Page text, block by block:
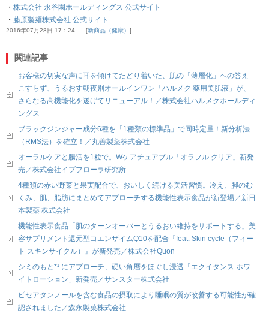
・ 株式会社 永谷園ホールディングス 公式サイト
・ 藤原製麺株式会社 公式サイト
2016年07月28日 17：24 新商品（健康）
関連記事
お客様の切実な声に耳を傾けてたどり着いた、肌の「薄層化」への答え
こすらず、うるおす朝夜別オールインワン「ハルメク 薬用美肌液」が、
さらなる高機能化を遂げてリニューアル！／株式会社ハルメクホールディ
ングス
ブラックジンジャー成分6種を「1種類の標準品」で同時定量！新分析法
（RMS法）を確立！／丸善製薬株式会社
オーラルケアと腸活を1粒で。Wケアチュアブル「オラフル クリア」新発
売／株式会社イブフローラ研究所
4種類の赤い野菜と果実配合で、おいしく続ける美活習慣。冷え、脚のむ
くみ、肌、脂肪にまとめてアプローチする機能性表示食品が新登場／新日
本製薬 株式会社
機能性表示食品「肌のターンオーバーとうるおい維持をサポートする」美
容サプリメント還元型コエンザイムQ10を配合『feat. Skin cycle（フィー
ト スキンサイクル）』が新発売／株式会社Quon
シミのもと*¹ にアプローチ、硬い角層をほぐし浸透「エクイタンス ホワ
イトローション」新発売／サンスター株式会社
ピセアタンノールを含む食品の摂取により睡眠の質が改善する可能性が確
認されました／森永製菓株式会社